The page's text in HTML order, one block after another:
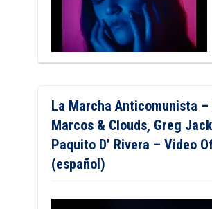
La Marcha Anticomunista –
Marcos & Clouds, Greg
Paquito D’ Rivera – Video
(español)